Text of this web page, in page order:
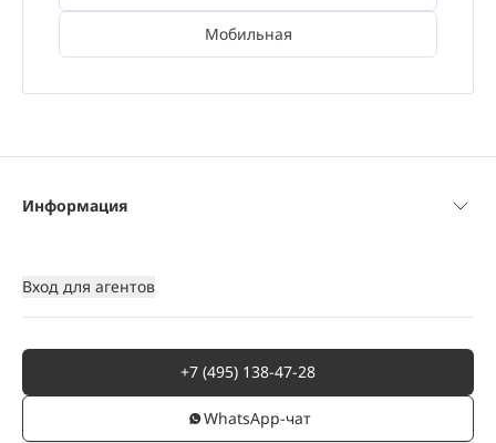
Мобильная
+7 (495) 138-47-28
WhatsАpp-чат
Информация
Вход для агентов